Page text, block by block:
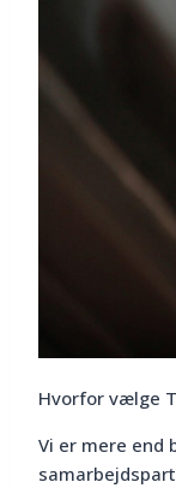
Hvorfor vælge
Vi er mere end